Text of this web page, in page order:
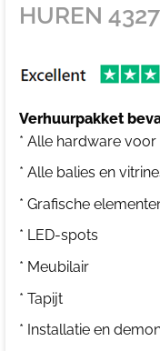
HUREN
Verhuurpakket
* Alle hardware
* Alle balies en
* Grafische
* LED-spots
* Meubilair
* Tapijt
* Installatie en